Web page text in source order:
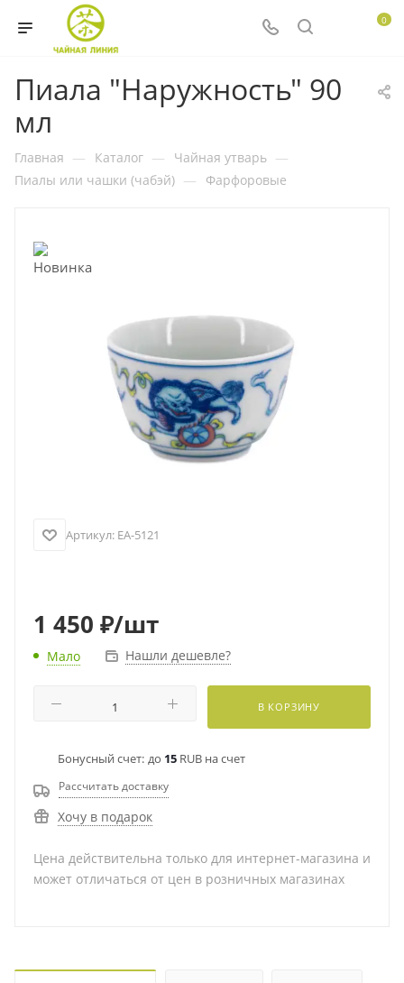
0
Пиала "Наружность" 90
мл
Главная — Каталог — Чайная утварь —
Пиалы или чашки (чабэй) — Фарфоровые
Артикул: EA-5121
1 450 ₽/шт
Мало Нашли дешевле?
В КОРЗИНУ
Бонусный счет: до 15 RUB на счет
Рассчитать доставку
Хочу в подарок
Цена действительна только для интернет-магазина и
может отличаться от цен в розничных магазинах